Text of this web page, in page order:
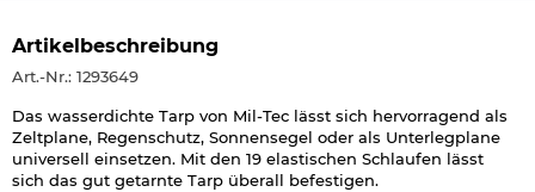
Artikelbeschreibung
Art.-Nr.: 1293649
Das wasserdichte Tarp von Mil-Tec lässt sich hervorragend als
Zeltplane, Regenschutz, Sonnensegel oder als Unterlegplane
universell einsetzen. Mit den 19 elastischen Schlaufen lässt
sich das gut getarnte Tarp überall befestigen.